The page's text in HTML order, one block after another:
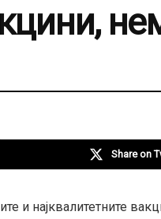
Share on
и најквалитетните